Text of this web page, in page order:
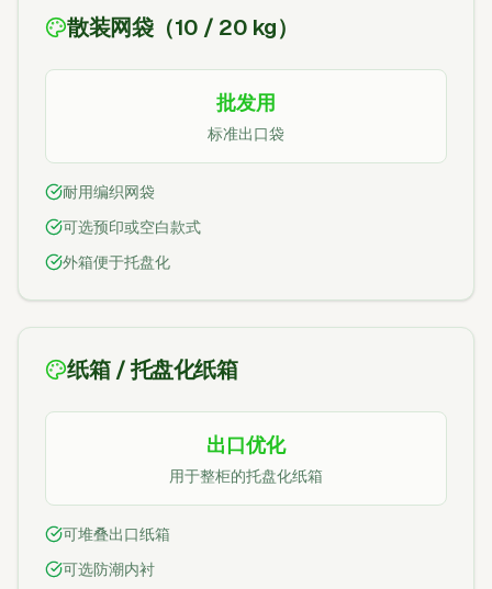
散装网袋（10 / 20 kg）
批发用
标准出口袋
耐用编织网袋
可选预印或空白款式
外箱便于托盘化
纸箱 / 托盘化纸箱
出口优化
用于整柜的托盘化纸箱
可堆叠出口纸箱
可选防潮内衬